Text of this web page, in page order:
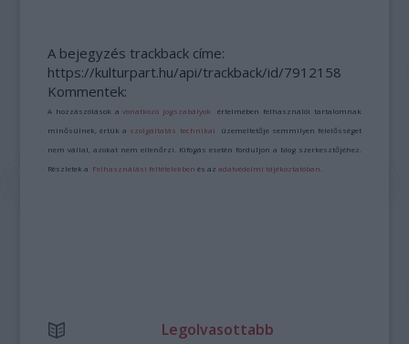
A bejegyzés trackback címe:
https://kulturpart.hu/api/trackback/id/7912158
Kommentek:
A hozzászólások avonatkozó jogszabályok értelmében felhasználói tartalomnak
minősülnek, értük a szolgáltatás technikai üzemeltetője semmilyen felelősséget
nem vállal, azokat nem ellenőrzi. Kifogás esetén forduljon a blog szerkesztőjéhez.
Részletek a Felhasználási feltételekben és azadatvédelmi tájékoztatóban
Legolvasottabb